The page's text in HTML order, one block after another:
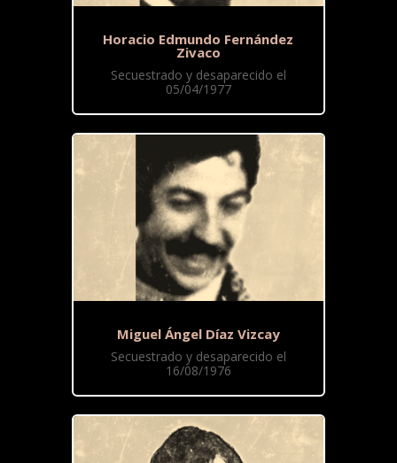
Horacio Edmundo Fernández
Zivaco
Secuestrado y desaparecido el
05/04/1977
Miguel Ángel Díaz Vizcay
Secuestrado y desaparecido el
16/08/1976